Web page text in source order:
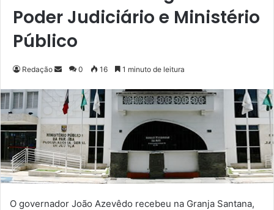
Poder Judiciário e Ministério
Público
Redação
n
d
e
u
m
e
-
m
0 16 1 minuto de leitura
O governador João Azevêdo recebeu na Granja Santana,